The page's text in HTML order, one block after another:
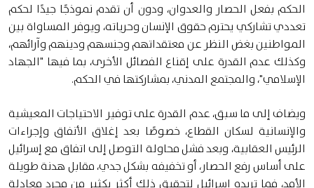
الحكم بفعل الحصار والعدوان، ودون أن تقدم نموذجًا جيدًا لحكم
تعددي تشاركي يحترم حقوق الإنسان وحرياته، ويوفر المساواة بين
المواطنين بغض النظر عن معتقداتهم وجنسهم ودينهم وآرائهم،
وكذلك عدم القدرة على إقناع الفصائل الأخرى، بما فيها "الجهاد
الإسلامي"، والمجتمع المدني، بمشاركتها في الحكم.
ويضاف إلى ما سبق، عدم القدرة على توفير الاحتياجات المعيشية
والإنسانية لسكان القطاع، خصوصًا بعد إغلاق الأنفاق وإجراءات
الرئيس العقابية، وبعد فشل محاولة التوصل إلى اتفاق مع إسرائيل
على أساس رفع الحصار، أو تخفيفه بشكل جدي، مقابل هدنة طويلة
الأمد، فما تريده إسرائيل لتحقيق ذلك أكثر بكثير من مجرد معادلة